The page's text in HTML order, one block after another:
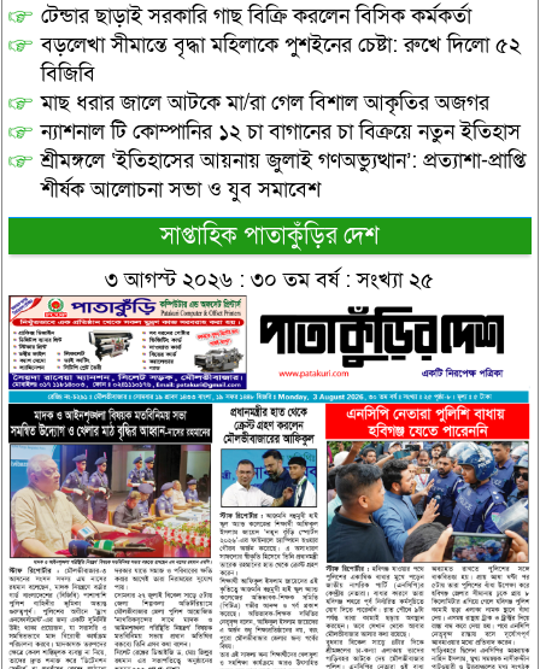
টেন্ডার ছাড়াই সরকারি গাছ বিক্রি করলেন বিসিক কর্মকর্তা
বড়লেখা সীমান্তে বৃদ্ধা মহিলাকে পুশইনের চেষ্টা: রুখে দিলো ৫২
বিজিবি
মাছ ধরার জালে আটকে মা/রা গেল বিশাল আকৃতির অজগর
ন্যাশনাল টি কোম্পানির ১২ চা বাগানের চা বিক্রয়ে নতুন ইতিহাস
শ্রীমঙ্গলে ‘ইতিহাসের আয়নায় জুলাই গণঅভ্যুত্থান’: প্রত্যাশা-প্রাপ্তি
শীর্ষক আলোচনা সভা ও যুব সমাবেশ
সাপ্তাহিক পাতাকুঁড়ির দেশ
৩ আগস্ট ২০২৬ : ৩০ তম বর্ষ : সংখ্যা ২৫